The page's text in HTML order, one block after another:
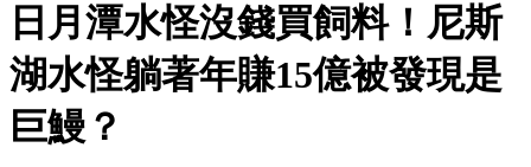
日月潭水怪沒錢買飼料！尼斯
湖水怪躺著年賺15億被發現是
巨鰻？